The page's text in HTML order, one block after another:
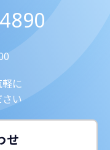
に
い
せ